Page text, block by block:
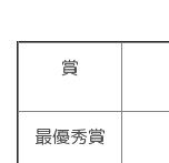
賞
最優秀賞